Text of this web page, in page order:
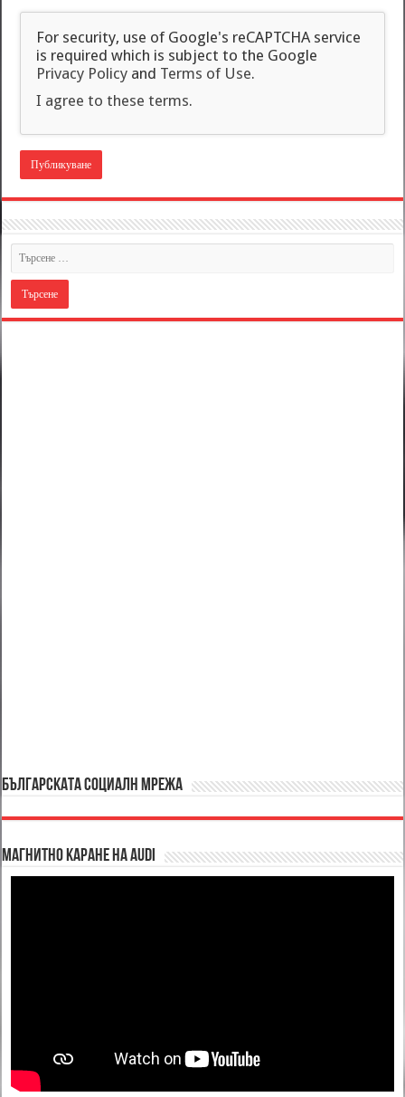
For security, use of Google's reCAPTCHA service
is required which is subject to the Google
Privacy Policy and Terms of Use.
I agree to these terms.
БЪЛГАРСКАТА СОЦИАЛН МРЕЖА
Магнитно каране на Audi